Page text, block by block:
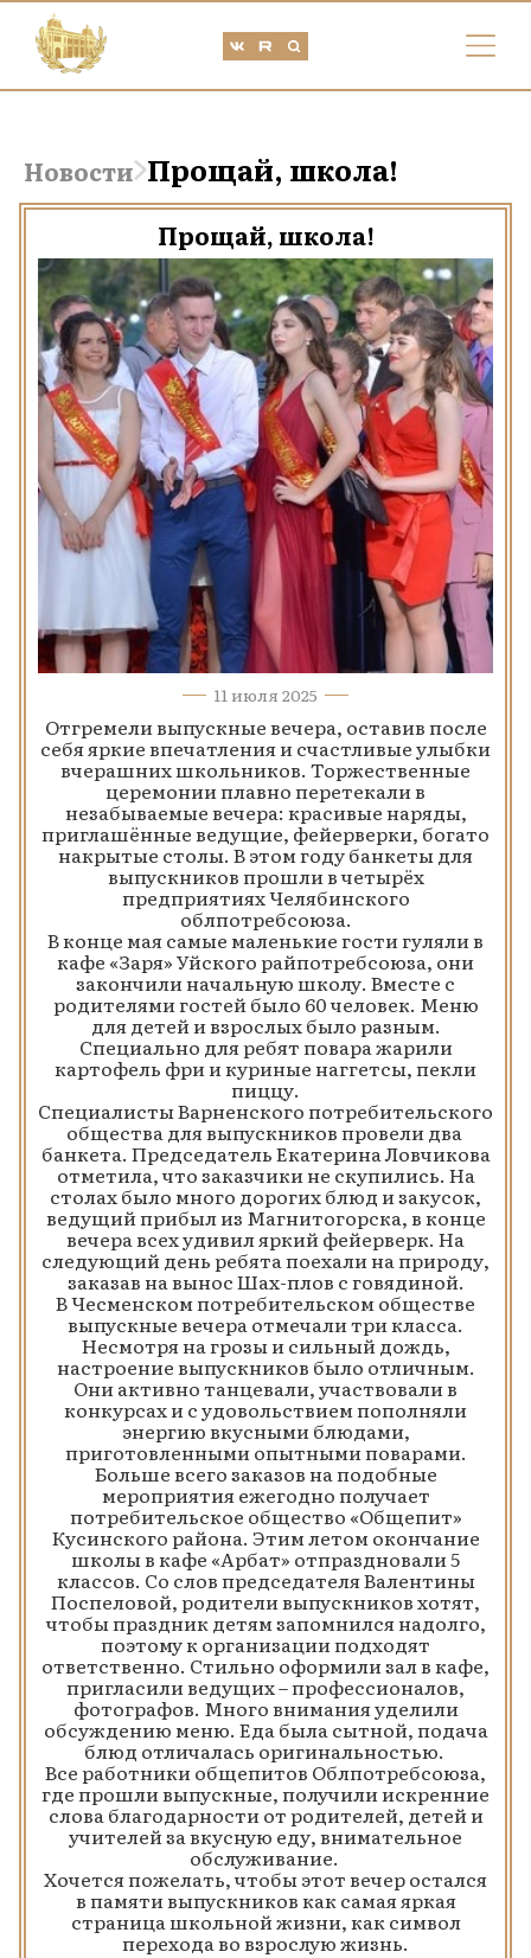
Новости Прощай, школа!
Прощай, школа!
11 июля 2025
Отгремели выпускные вечера, оставив после
себя яркие впечатления и счастливые улыбки
вчерашних школьников. Торжественные
церемонии плавно перетекали в
незабываемые вечера: красивые наряды,
приглашённые ведущие, фейерверки, богато
накрытые столы. В этом году банкеты для
выпускников прошли в четырёх
предприятиях Челябинского
облпотребсоюза.
В конце мая самые маленькие гости гуляли в
кафе «Заря» Уйского райпотребсоюза, они
закончили начальную школу. Вместе с
родителями гостей было 60 человек. Меню
для детей и взрослых было разным.
Специально для ребят повара жарили
картофель фри и куриные наггетсы, пекли
пиццу.
Специалисты Варненского потребительского
общества для выпускников провели два
банкета. Председатель Екатерина Ловчикова
отметила, что заказчики не скупились. На
столах было много дорогих блюд и закусок,
ведущий прибыл из Магнитогорска, в конце
вечера всех удивил яркий фейерверк. На
следующий день ребята поехали на природу,
заказав на вынос Шах-плов с говядиной.
В Чесменском потребительском обществе
выпускные вечера отмечали три класса.
Несмотря на грозы и сильный дождь,
настроение выпускников было отличным.
Они активно танцевали, участвовали в
конкурсах и с удовольствием пополняли
энергию вкусными блюдами,
приготовленными опытными поварами.
Больше всего заказов на подобные
мероприятия ежегодно получает
потребительское общество «Общепит»
Кусинского района. Этим летом окончание
школы в кафе «Арбат» отпраздновали 5
классов. Со слов председателя Валентины
Поспеловой, родители выпускников хотят,
чтобы праздник детям запомнился надолго,
поэтому к организации подходят
ответственно. Стильно оформили зал в кафе,
пригласили ведущих – профессионалов,
фотографов. Много внимания уделили
обсуждению меню. Еда была сытной, подача
блюд отличалась оригинальностью.
Все работники общепитов Облпотребсоюза,
где прошли выпускные, получили искренние
слова благодарности от родителей, детей и
учителей за вкусную еду, внимательное
обслуживание.
Хочется пожелать, чтобы этот вечер остался
в памяти выпускников как самая яркая
страница школьной жизни, как символ
перехода во взрослую жизнь.